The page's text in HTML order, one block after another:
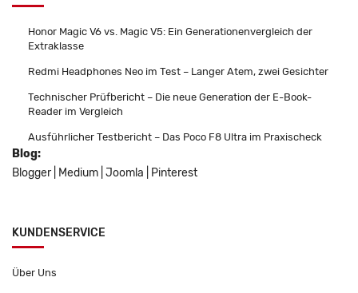
Honor Magic V6 vs. Magic V5: Ein Generationenvergleich der
Extraklasse
Redmi Headphones Neo im Test – Langer Atem, zwei Gesichter
Technischer Prüfbericht – Die neue Generation der E-Book-
Reader im Vergleich
Ausführlicher Testbericht – Das Poco F8 Ultra im Praxischeck
Blog:
Blogger
Medium Joomla Pinterest
KUNDENSERVICE
Über Uns